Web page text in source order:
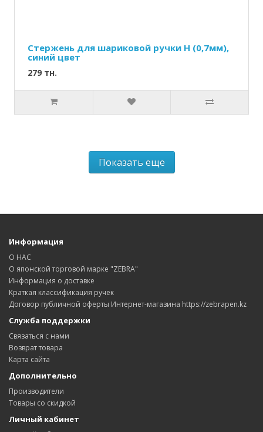
Стержень для шариковой ручки Н (0,7мм),
синий цвет
279 тн.
Показать еще
Информация
О НАС
О японской торговой марке "ZEBRA"
Информация о доставке
Краткая классификация ручек
Договор публичной оферты Интернет-магазина https://zebrapen.kz
Служба поддержки
Связаться с нами
Возврат товара
Карта сайта
Дополнительно
Производители
Товары со скидкой
Личный кабинет